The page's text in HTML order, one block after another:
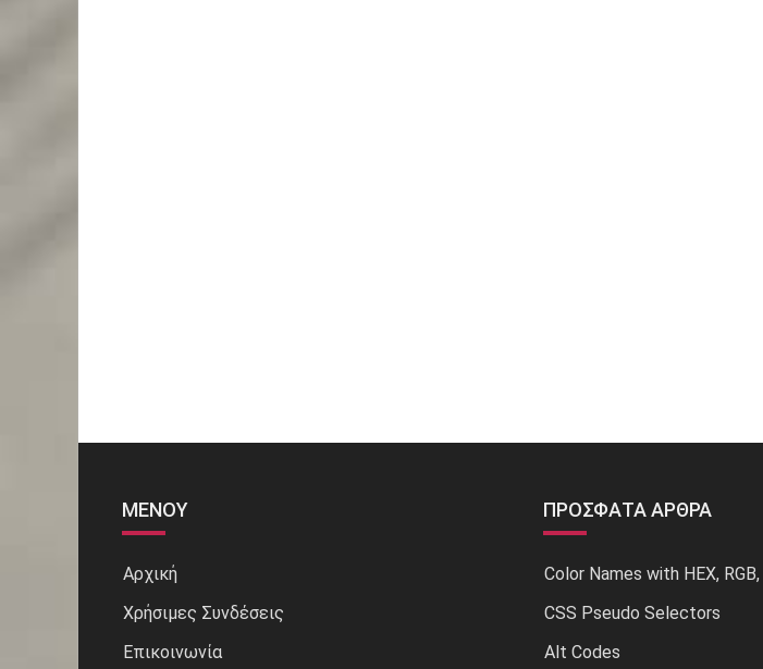
ΜΕΝΟΎ
Αρχική
Χρήσιμες Συνδέσεις
Επικοινωνία
ΠΡΌΣΦΑΤΑ ΆΡΘΡΑ
Color Names with HEX,
CSS Pseudo Selectors
Alt Codes